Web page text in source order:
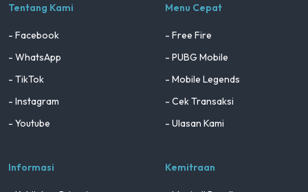
Tentang Kami
- Facebook
- WhatsApp
- TikTok
- Instagram
- Youtube
Informasi
Menu Cepat
- Free Fire
- PUBG Mobile
- Mobile Legends
- Cek Transaksi
- Ulasan Kami
Kemitraan